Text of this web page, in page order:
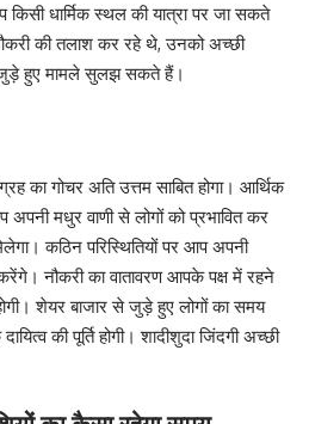
धार्मिक स्थल की यात्रा पर जा सकते
की तलाश कर रहे थे, उनको अच्छी
जुड़े हुए मामले सुलझ सकते हैं।
का गोचर अति उत्तम साबित होगा। आर्थिक
मधुर वाणी से लोगों को प्रभावित कर
कठिन परिस्थितियों पर आप अपनी
नौकरी का वातावरण आपके पक्ष में रहने
शेयर बाजार से जुड़े हुए लोगों का समय
की पूर्ति होगी। शादीशुदा जिंदगी अच्छी